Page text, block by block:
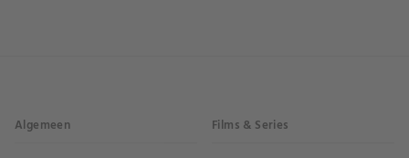
Algemeen Films & Series